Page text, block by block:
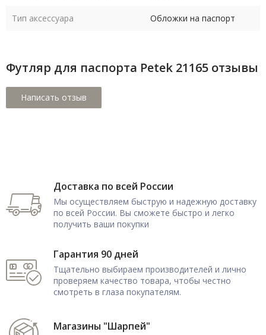
Тип аксессуара Обложки на паспорт
Футляр для паспорта Petek 21165 отзывы
Доставка по всей России
Мы осуществляем быструю и надежную доставку
по всей России. Вы сможете быстро и легко
получить ваши покупки
Гарантия 90 дней
Тщательно выбираем производителей и лично
проверяем качество товара, чтобы честно
смотреть в глаза покупателям.
Магазины "Шарпей"